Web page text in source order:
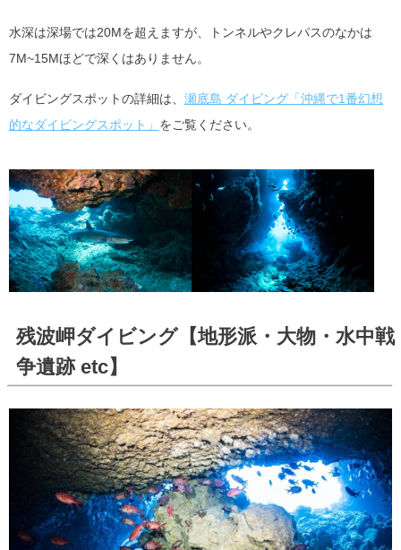
水深は深場では20Mを超えますが、トンネルやクレパスのなかは
7M~15Mほどで深くはありません。
ダイビングスポットの詳細は、 瀬底島 ダイビング「沖縄で1番幻想
的なダイビングスポット」 をご覧ください。
残波岬ダイビング【地形派・大物・水中戦
争遺跡 etc】